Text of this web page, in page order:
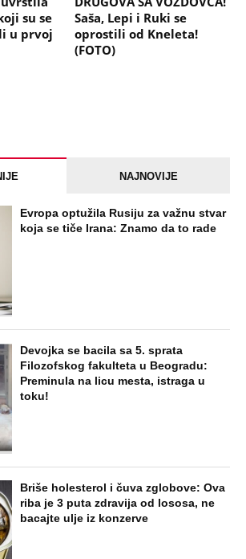
su se
u prvoj
Saša, Lepi i Ruki se
oprostili od Kneleta!
(FOTO)
NAJNOVIJE
Evropa optužila Rusiju za važnu stvar
koja se tiče Irana: Znamo da to rade
Devojka se bacila sa 5. sprata
Filozofskog fakulteta u Beogradu:
Preminula na licu mesta, istraga u
toku!
Briše holesterol i čuva zglobove: Ova
riba je 3 puta zdravija od lososa, ne
bacajte ulje iz konzerve